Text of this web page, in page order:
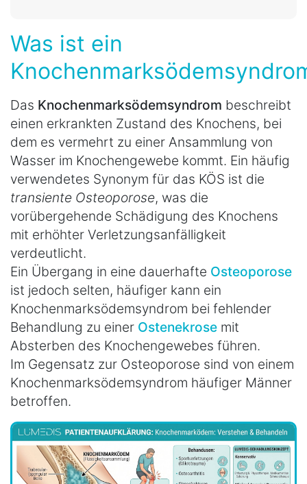
Was ist ein
Das Knochenmarksödemsyndrom beschreibt
einen erkrankten Zustand des Knochens, bei
dem es vermehrt zu einer Ansammlung von
Wasser im Knochengewebe kommt. Ein häufig
verwendetes Synonym für das KÖS ist die
transiente Osteoporose, was die
vorübergehende Schädigung des Knochens
mit erhöhter Verletzungsanfälligkeit
verdeutlicht.
Ein Übergang in eine dauerhafte Osteoporose
ist jedoch selten, häufiger kann ein
Knochenmarksödemsyndrom bei fehlender
Behandlung zu einer Ostenekrose mit
Absterben des Knochengewebes führen.
Im Gegensatz zur Osteoporose sind von einem
Knochenmarksödemsyndrom häufiger Männer
betroffen.